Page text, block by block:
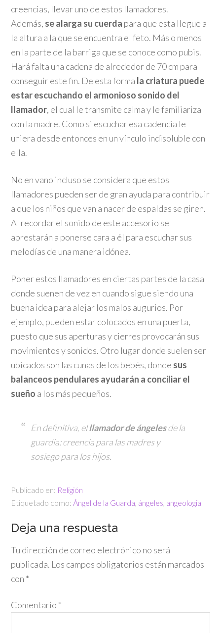
creencias, llevar uno de estos llamadores.
Además, se alarga su cuerda para que esta llegue a
la altura a la que se encuentra el feto. Más o menos
en la parte de la barriga que se conoce como pubis.
Hará falta una cadena de alrededor de 70 cm para
conseguir este fin. De esta forma la criatura puede
estar escuchando el armonioso sonido del
llamador, el cual le transmite calma y le familiariza
con la madre. Como si escuchar esa cadencia le
uniera desde entonces en un vínculo indisoluble con
ella.
No en vano incluso se considera que estos
llamadores pueden ser de gran ayuda para contribuir
a que los niños que van a nacer de espaldas se giren.
Al recordar el sonido de este accesorio se
aprestarán a ponerse cara a él para escuchar sus
melodías de una manera idónea.
Poner estos llamadores en ciertas partes de la casa
donde suenen de vez en cuando sigue siendo una
buena idea para alejar los malos augurios. Por
ejemplo, pueden estar colocados en una puerta,
puesto que sus aperturas y cierres provocarán sus
movimientos y sonidos. Otro lugar donde suelen ser
ubicados son las cunas de los bebés, donde sus
balanceos pendulares ayudarán a conciliar el
sueño a los más pequeños.
En definitiva, elllamador de ángelesde la
guardia: creencia para las madres y
sosiego para los hijos.
Publicado en: Religión
Etiquetado como:Ángel de la Guarda ángeles angeologia
Deja una respuesta
Tu dirección de correo electrónico no será
publicada. Los campos obligatorios están marcados
con *
Comentario *